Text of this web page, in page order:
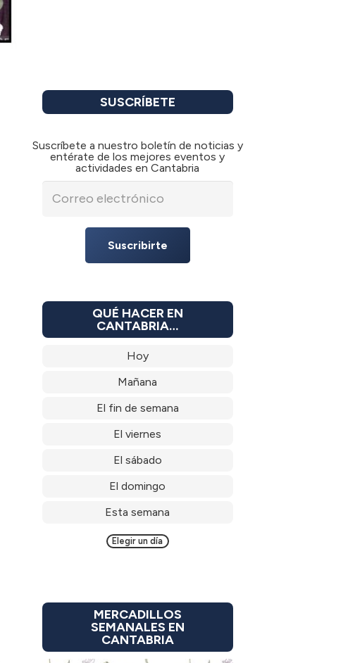
SUSCRÍBETE
Suscríbete a nuestro boletín de noticias y
entérate de los mejores eventos y
actividades en Cantabria
Suscribirte
QUÉ HACER EN
CANTABRIA…
Hoy
Mañana
El fin de semana
El viernes
El sábado
El domingo
Esta semana
Elegir un día
MERCADILLOS
SEMANALES EN
CANTABRIA